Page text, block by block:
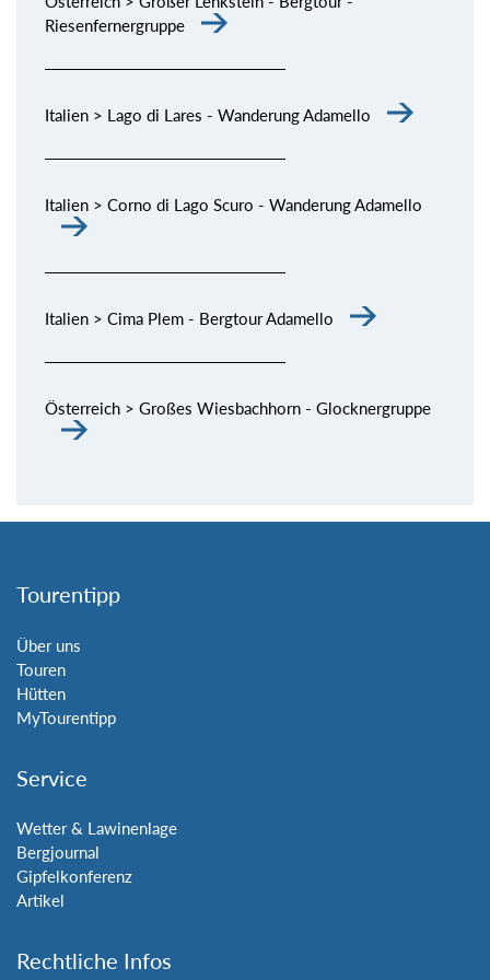
Riesenfernergruppe
Italien > Lago di Lares - Wanderung Adamello
Italien > Corno di Lago Scuro - Wanderung Adamello
Italien > Cima Plem - Bergtour Adamello
Österreich > Großes Wiesbachhorn - Glocknergruppe
Tourentipp
Über uns
Touren
Hütten
MyTourentipp
Service
Wetter & Lawinenlage
Bergjournal
Gipfelkonferenz
Artikel
Rechtliche Infos